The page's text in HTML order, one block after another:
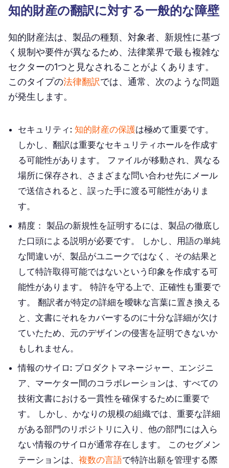
知的財産の翻訳に対する一般的な障壁
知的財産法は、製品の種類、対象者、新規性に基づ
く規制や要件が異なるため、法律業界で最も複雑な
セクターの1つと見なされることがよくあります。
このタイプの法律翻訳では、通常、次のような問題
が発生します。
セキュリティ: 知的財産の保護は極めて重要です。
しかし、翻訳は重要なセキュリティホールを作成す
る可能性があります。 ファイルが移動され、異なる
場所に保存され、さまざまな問い合わせ先にメール
で送信されると、誤った手に渡る可能性がありま
す。
精度： 製品の新規性を証明するには、製品の徹底し
た口頭による説明が必要です。 しかし、用語の単純
な間違いが、製品がユニークではなく、その結果と
して特許取得可能ではないという印象を作成する可
能性があります。 特許を守る上で、正確性も重要で
す。 翻訳者が特定の詳細を曖昧な言葉に置き換える
と、文書にそれをカバーするのに十分な詳細が欠け
ていたため、元のデザインの侵害を証明できないか
もしれません。
情報のサイロ: プロダクトマネージャー、エンジニ
ア、マーケター間のコラボレーションは、すべての
技術文書における一貫性を確保するために重要で
す。 しかし、かなりの規模の組織では、重要な詳細
がある部門のリポジトリに入り、他の部門には入ら
ない情報のサイロが通常存在します。 このセグメン
テーションは、複数の言語で特許出願を管理する際